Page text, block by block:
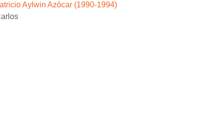
Aylwin Azócar (1990-1994)